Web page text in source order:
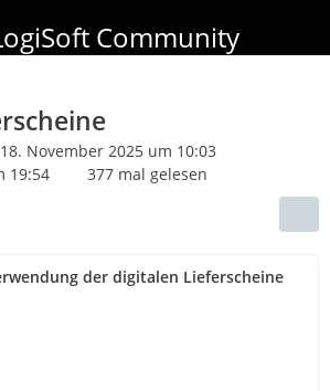
Community
18. November 2025 um 10:03
19:54
377 mal gelesen
der digitalen Lieferscheine